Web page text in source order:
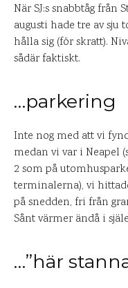
När SJ:s snabbtåg
augusti hade tre av
hålla sig (för skratt).
sådär faktiskt.
…parkering
Inte nog med att vi
medan vi var i Neapel
2 som på
terminalerna), vi
på snedden, fri från
Sånt värmer ändå i
…”här